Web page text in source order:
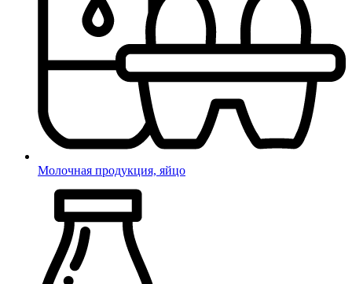
Молочная продукция, яйцо